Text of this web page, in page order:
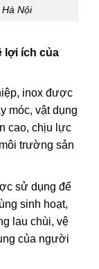
Nội
lợi ích của
inox được
móc, vật dụng
cao, chịu lực
trường sản
sử dụng để
sinh hoạt,
lau chùi, vệ
của người